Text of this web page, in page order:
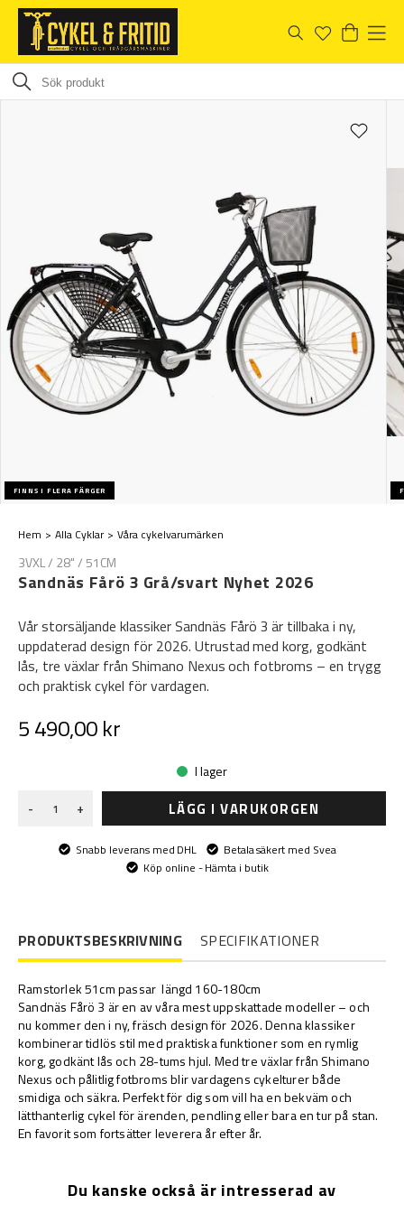
FINNS I FLERA FÄRGER
Hem Alla Cyklar Våra cykelvarumärken
3VXL / 28" / 51CM
Sandnäs Fårö 3 Grå/svart Nyhet 2026
Vår storsäljande klassiker Sandnäs Fårö 3 är tillbaka i ny,
uppdaterad design för 2026. Utrustad med korg, godkänt
lås, tre växlar från Shimano Nexus och fotbroms – en trygg
och praktisk cykel för vardagen.
5 490,00 kr
I lager
-
+ LÄGG I VARUKORGEN
Snabb leverans med DHL
Betala säkert med Svea
Köp online - Hämta i butik
PRODUKTSBESKRIVNING SPECIFIKATIONER
Ramstorlek 51cm passar längd 160-180cm
Sandnäs Fårö 3 är en av våra mest uppskattade modeller – och
nu kommer den i ny, fräsch design för 2026. Denna klassiker
kombinerar tidlös stil med praktiska funktioner som en rymlig
korg, godkänt lås och 28-tums hjul. Med tre växlar från Shimano
Nexus och pålitlig fotbroms blir vardagens cykelturer både
smidiga och säkra. Perfekt för dig som vill ha en bekväm och
lätthanterlig cykel för ärenden, pendling eller bara en tur på stan.
En favorit som fortsätter leverera år efter år.
Du kanske också är intresserad av